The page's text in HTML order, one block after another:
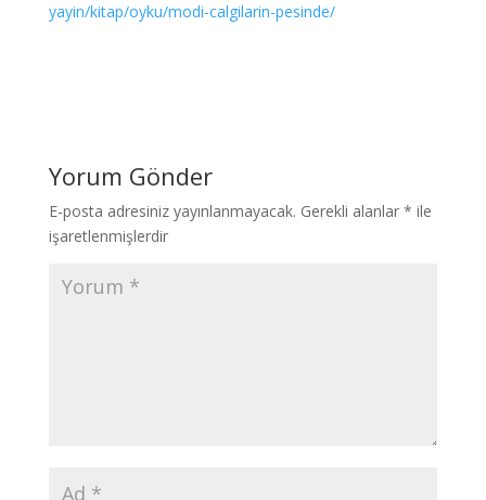
yayin/kitap/oyku/modi-calgilarin-pesinde/
Yorum Gönder
E-posta adresiniz yayınlanmayacak. Gerekli alanlar * ile
işaretlenmişlerdir